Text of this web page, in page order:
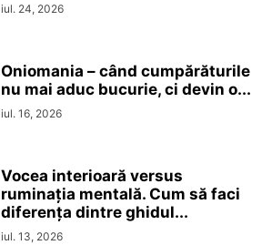
iul. 24, 2026
Oniomania – când cumpărăturile
nu mai aduc bucurie, ci devin o...
iul. 16, 2026
Vocea interioară versus
ruminaţia mentală. Cum să faci
diferența dintre ghidul...
iul. 13, 2026